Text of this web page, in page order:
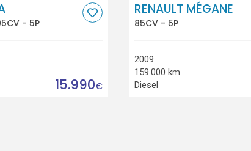
- 5P
15.990€
RENAULT MÉGANE
85CV - 5P
2009
159.000 km
Diesel